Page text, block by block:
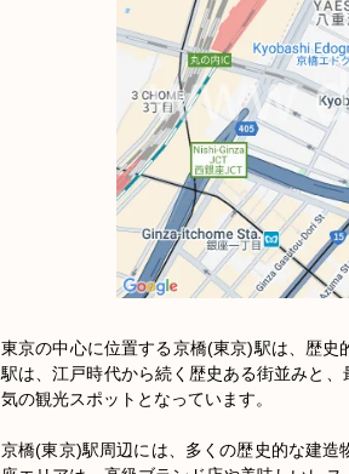
東京の中心に位置する京橋(東京)駅は、歴
駅は、江戸時代から続く歴史ある街並みと
気の観光スポットとなっています。
京橋(東京)駅周辺には、多くの歴史的な建